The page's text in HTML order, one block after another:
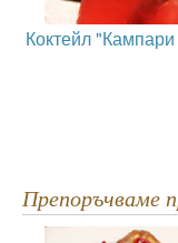
Коктейл
Препоръчваме